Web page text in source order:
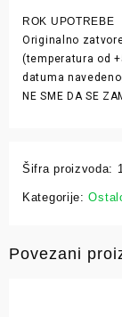
ROK UPOTREBE
Originalno
(temperatura od
datuma
NE SME DA SE
Šifra proizvoda:
Kategorije:
Povezani